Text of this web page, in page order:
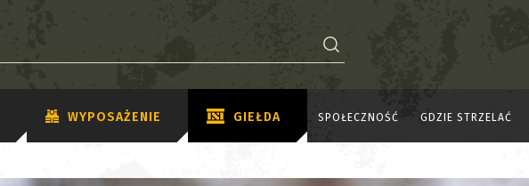
WYPOSAŻENIE GIEŁDA SPOŁECZNOŚĆ GDZIE STRZELAĆ